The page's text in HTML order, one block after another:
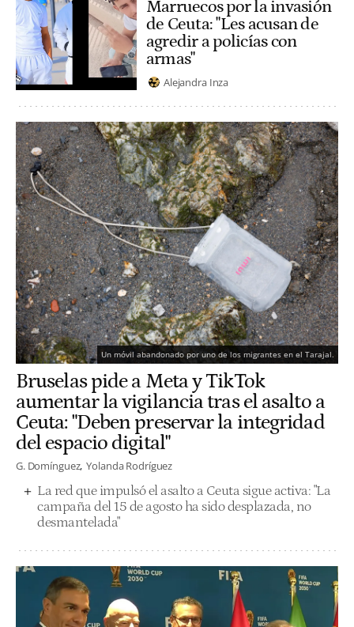
Marruecos por la invasión
de Ceuta: "Les acusan de
agredir a policías con
armas"
Alejandra Inza
Un móvil abandonado por uno de los migrantes en el Tarajal.
Bruselas pide a Meta y TikTok
aumentar la vigilancia tras el asalto a
Ceuta: "Deben preservar la integridad
del espacio digital"
G. Domínguez Yolanda Rodríguez
La red que impulsó el asalto a Ceuta sigue activa: "La
campaña del 15 de agosto ha sido desplazada, no
desmantelada"